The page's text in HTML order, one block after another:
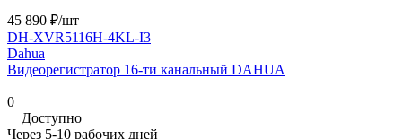
45 890 ₽/шт
DH-XVR5116H-4KL-I3
Dahua
Видеорегистратор 16-ти канальный DAHUA
0
Доступно
Через 5-10 рабочих дней